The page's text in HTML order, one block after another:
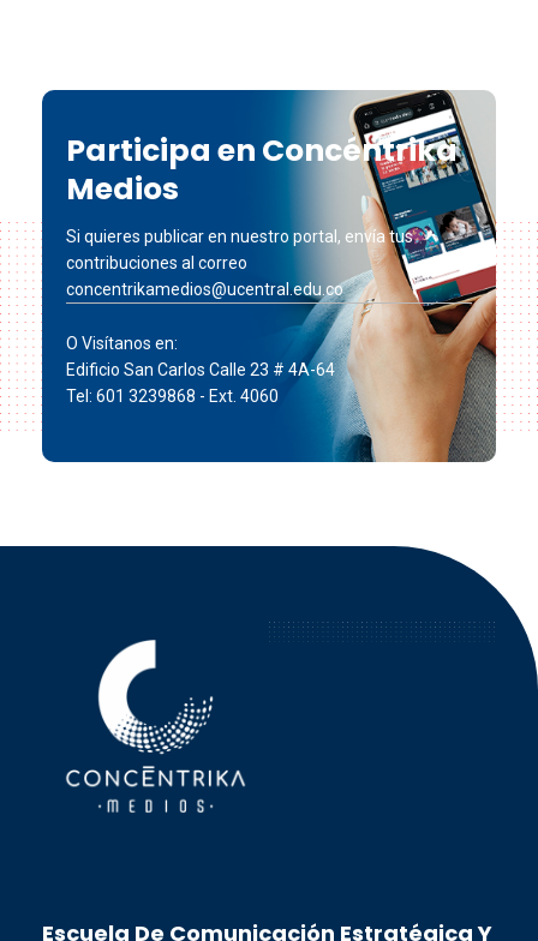
Participa en Concéntrika
Medios
Si quieres publicar en nuestro portal, envía tus
contribuciones al correo
concentrikamedios@ucentral.edu.co
O Visítanos en:
Edificio San Carlos Calle 23 # 4A-64
Tel: 601 3239868 - Ext. 4060
Escuela De Comunicación Estratégica Y